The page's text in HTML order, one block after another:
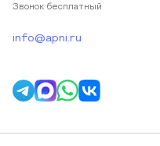
Звонок бесплатный
info@apni.ru